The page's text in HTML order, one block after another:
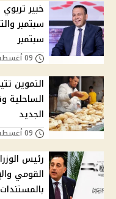
سبتمبر
التموين
الساحلية
الجديد
رئيس
القومي
بالمستندات